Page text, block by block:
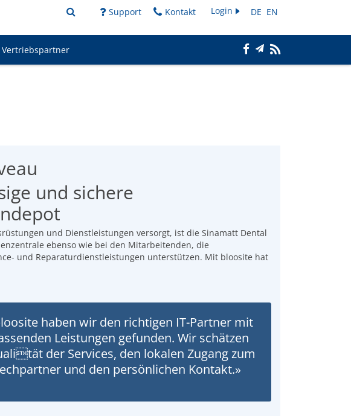
DE EN
Login
Support Kontakt
Vertriebspartner
und sichere
und Dienstleistungen versorgt, ist die Sinamatt Dental
ebenso wie bei den Mitarbeitenden, die
und Reparaturdienstleistungen unterstützen. Mit bloosite hat
haben wir den richtigen IT-Partner mit
Leistungen gefunden. Wir schätzen
der Services, den lokalen Zugang zum
und den persönlichen Kontakt.»